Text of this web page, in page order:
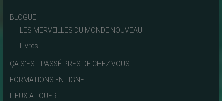
BLOGUE
LES MERVEILLES DU MONDE NOUVEAU
Livres
ÇA S'EST PASSÉ PRES DE CHEZ VOUS
FORMATIONS EN LIGNE
LIEUX A LOUER